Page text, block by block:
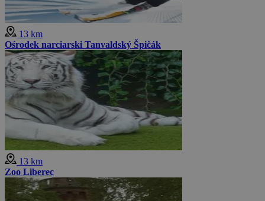
13 km
Ośrodek narciarski Tanvaldský Špičák
13 km
Zoo Liberec